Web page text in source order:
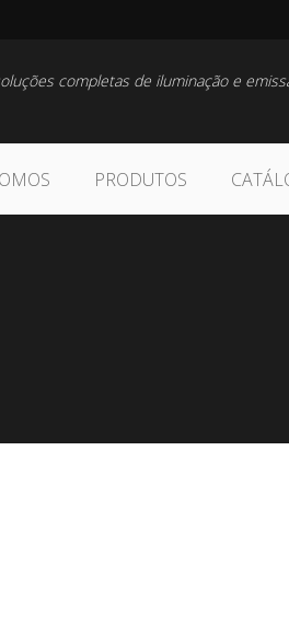
completas de iluminação e
PRODUTOS